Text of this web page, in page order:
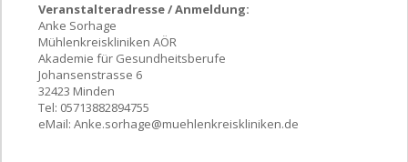
Veranstalteradresse / Anmeldung:
Anke Sorhage
Mühlenkreiskliniken AÖR
Akademie für Gesundheitsberufe
Johansenstrasse 6
32423 Minden
Tel: 05713882894755
eMail: Anke.sorhage@muehlenkreiskliniken.de